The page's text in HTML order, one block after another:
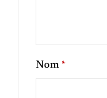
Nom *